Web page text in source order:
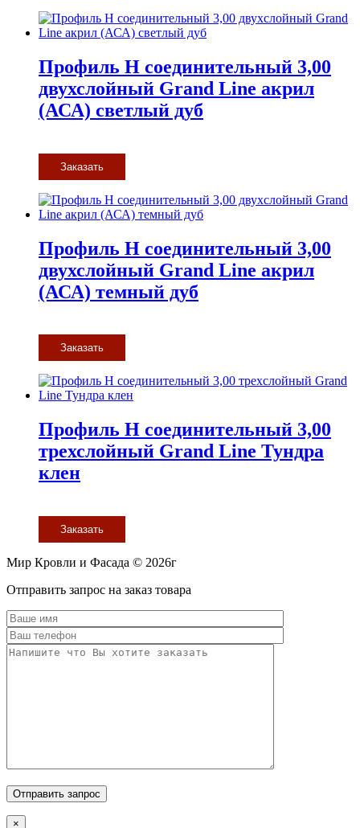
Профиль H соединительный 3,00
двухслойный Grand Line акрил
(АСА) светлый дуб
Заказать
Профиль H соединительный 3,00
двухслойный Grand Line акрил
(АСА) темный дуб
Заказать
Профиль H соединительный 3,00
трехслойный Grand Line Тундра
клен
Заказать
Мир Кровли и Фасада © 2026г
Прокрутить
Отправить запрос на заказ товара
×